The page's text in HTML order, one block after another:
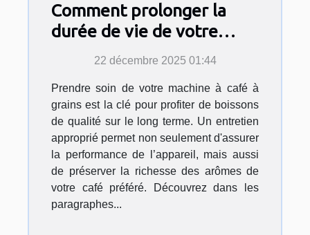
Comment prolonger la
durée de vie de votre
machine à café à grains ?
22 décembre 2025 01:44
Prendre soin de votre machine à café à
grains est la clé pour profiter de boissons
de qualité sur le long terme. Un entretien
approprié permet non seulement d'assurer
la performance de l’appareil, mais aussi
de préserver la richesse des arômes de
votre café préféré. Découvrez dans les
paragraphes...